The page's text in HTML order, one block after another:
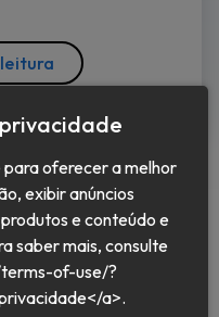
para oferecer a melhor
exibir anúncios
e conteúdo e
saber mais, consulte
of-use/?
a>.